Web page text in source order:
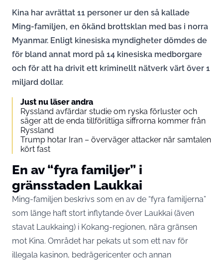
Kina har avrättat 11 personer ur den så kallade
Ming-familjen, en ökänd brottsklan med bas i norra
Myanmar. Enligt kinesiska myndigheter dömdes de
för bland annat mord på 14 kinesiska medborgare
och för att ha drivit ett kriminellt nätverk värt över 1
miljard dollar.
Just nu läser andra
Ryssland avfärdar studie om ryska förluster och
säger att de enda tillförlitliga siffrorna kommer från
Ryssland
Trump hotar Iran – överväger attacker när samtalen
kört fast
En av “fyra familjer” i
gränsstaden Laukkai
Ming-familjen beskrivs som en av de “fyra familjerna”
som länge haft stort inflytande över Laukkai (även
stavat Laukkaing) i Kokang-regionen, nära gränsen
mot Kina. Området har pekats ut som ett nav för
illegala kasinon, bedrägericenter och annan